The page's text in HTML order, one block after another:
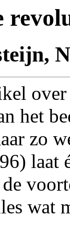
het
zo
laat
wat